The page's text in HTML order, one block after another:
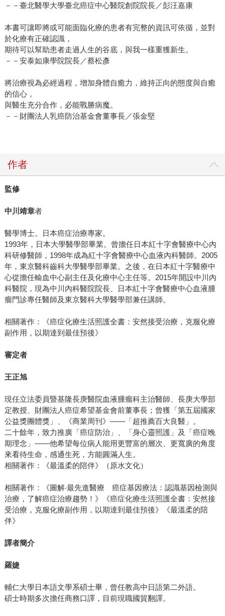
－－臺北醫學大學臺北癌症中心醫院創院院長／彭汪嘉康
本書可讓即將或可能面臨化療的患者有完整的資訊可依循，並對
於化療有正確認識，
期待可以幫助患者走過人生的谷底，與我一樣重獲新生。
－－安泰如康學院院長／蔡松彥
將治療視為必經過程，增加身體自癒力，維持正向的態度與自癒
的信心，
與醫生充分合作，必能戰勝病魔。
－－財團法人乳癌防治基金會董事長／張金堅
作者
監修
中川靖章者
醫學博士。日本癌症治療專家。
1993年，日本大學醫學部畢業。曾擔任日本紅十字會醫療中心內
科研修醫師，1998年成為紅十字會醫療中心血液內科醫師。2005
年，東京醫科齒科大學醫學部畢業。之後，在日本紅十字醫療中
心從擔任輸血中心副主任及化療中心主任等。2015年開設中川內
科醫院，現為中川內科醫院院長、日本紅十字會醫療中心血液腫
瘤門診專任醫師及東京醫科大學醫學部兼任講師。
相關著作：《癌症化療生活照護全書：安然接受治療，克服化療
副作用，以期達到最佳預後》
審定者
王正旭
現任立法委員暨基隆長庚醫院血液腫瘤科主治醫師、長庚大學部
定教授、財團法人癌症希望基金會前董事長；曾獲「第五屆國家
公益獎團體獎」、《商業周刊》——「超推薦百大良醫」。
二十餘年，致力推廣「癌症防治」、「身心靈照護」及「癌症晚
期理念」——他希望每位病人能用更豐富的層次、更寬廣的角度
來看待生命，感通生死，方能圓滿人生。
相關著作：《最溫柔的陪伴》（原水文化）
相關著作：《圖解‧最先進醫療 癌症基因療法：認識基因檢測與
治療，了解癌症治療趨勢！》《癌症化療生活照護全書：安然接
受治療，克服化療副作用，以期達到最佳預後》《最溫柔的陪
伴》
譯者簡介
羅婕
輔仁大學日本語文學系碩士畢，曾任教高中日語第二外語。
碩士時期多次擔任商務口譯，目前現職國貿翻譯。